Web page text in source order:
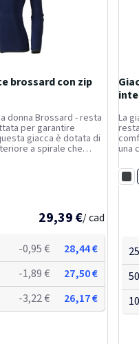
brossard con zip
donna Brossard - resta
per garantire
giacca è dotata di
a spirale che
per garantire una...
29,39 €/ cad
-0,95 €
28,44 €
-1,89 €
27,50 €
-3,22 € 26,17 €
La
una